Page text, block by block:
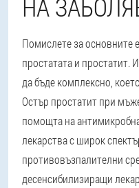
НА
Помислете за основните
простатата и простатит.
да бъде комплексно,
Остър простатит при
помощта на
лекарства с широк
противовъзпалителни
десенсибилизиращи